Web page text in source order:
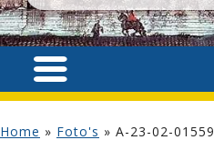
Home » Foto's » A-23-02-01559